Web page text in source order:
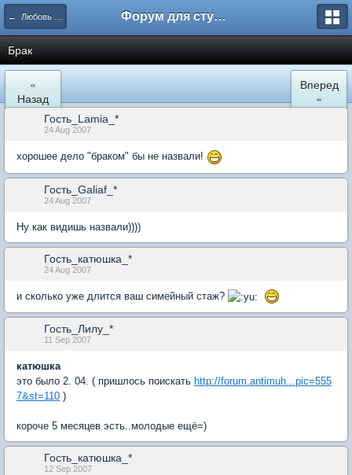
← Любовь и романтические отношения Форум для студента СГА
Брак
«
Назад
Вперед
»
Гость_Lamia_*
24 Aug 2007
хорошее дело "браком" бы не назвали!
Гость_Galiaf_*
24 Aug 2007
Ну как видишь назвали))))
Гость_катюшка_*
24 Aug 2007
и сколько уже длится ваш симейный стаж?
Гость_Лилу_*
11 Sep 2007
катюшка
это было 2. 04. ( пришлось поискать http://forum.antimuh...pic=555
7&st=110 )
короче 5 месяцев эсть..молодые ещё=)
Гость_катюшка_*
12 Sep 2007